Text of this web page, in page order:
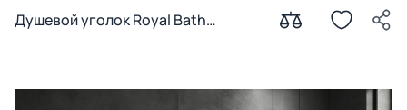
Душевой уголок Royal Bath
профиль хром сатин